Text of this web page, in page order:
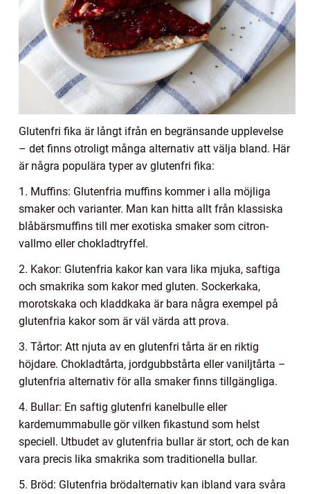
Glutenfri fika är långt ifrån en begränsande upplevelse
– det finns otroligt många alternativ att välja bland. Här
är några populära typer av glutenfri fika:
1. Muffins: Glutenfria muffins kommer i alla möjliga
smaker och varianter. Man kan hitta allt från klassiska
blåbärsmuffins till mer exotiska smaker som citron-
vallmo eller chokladtryffel.
2. Kakor: Glutenfria kakor kan vara lika mjuka, saftiga
och smakrika som kakor med gluten. Sockerkaka,
morotskaka och kladdkaka är bara några exempel på
glutenfria kakor som är väl värda att prova.
3. Tårtor: Att njuta av en glutenfri tårta är en riktig
höjdare. Chokladtårta, jordgubbstårta eller vaniljtårta –
glutenfria alternativ för alla smaker finns tillgängliga.
4. Bullar: En saftig glutenfri kanelbulle eller
kardemummabulle gör vilken fikastund som helst
speciell. Utbudet av glutenfria bullar är stort, och de kan
vara precis lika smakrika som traditionella bullar.
5. Bröd: Glutenfria brödalternativ kan ibland vara svåra